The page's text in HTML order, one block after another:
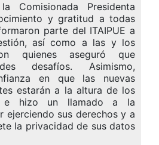
Comisionada Presidenta
y gratitud a todas
parte del ITAIPUE a
así como a las y los
quienes aseguró que
desafíos. Asimismo,
en que las nuevas
estarán a la altura de los
e hizo un llamado a la
ejerciendo sus derechos y a
la privacidad de sus datos